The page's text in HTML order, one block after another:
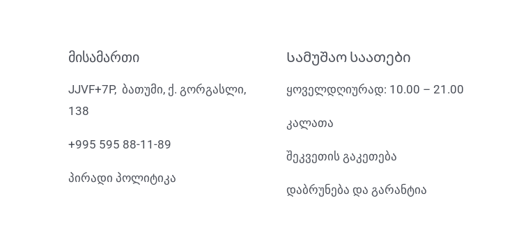
მისამართი
JJVF+7P, ბათუმი, ქ. გორგასლი,
138
+995 595 88-11-89
პირადი პოლიტიკა
Სამუშაო საათები
ყოველდღიურად: 10.00 – 21.00
კალათა
შეკვეთის გაკეთება
დაბრუნება და გარანტია